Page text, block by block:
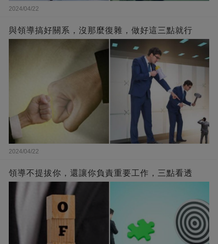
2024/04/22
與領導搞好關系，沒那麼復雜，做好這三點就行
2024/04/22
領導不提拔你，還讓你負責重要工作，三點看透